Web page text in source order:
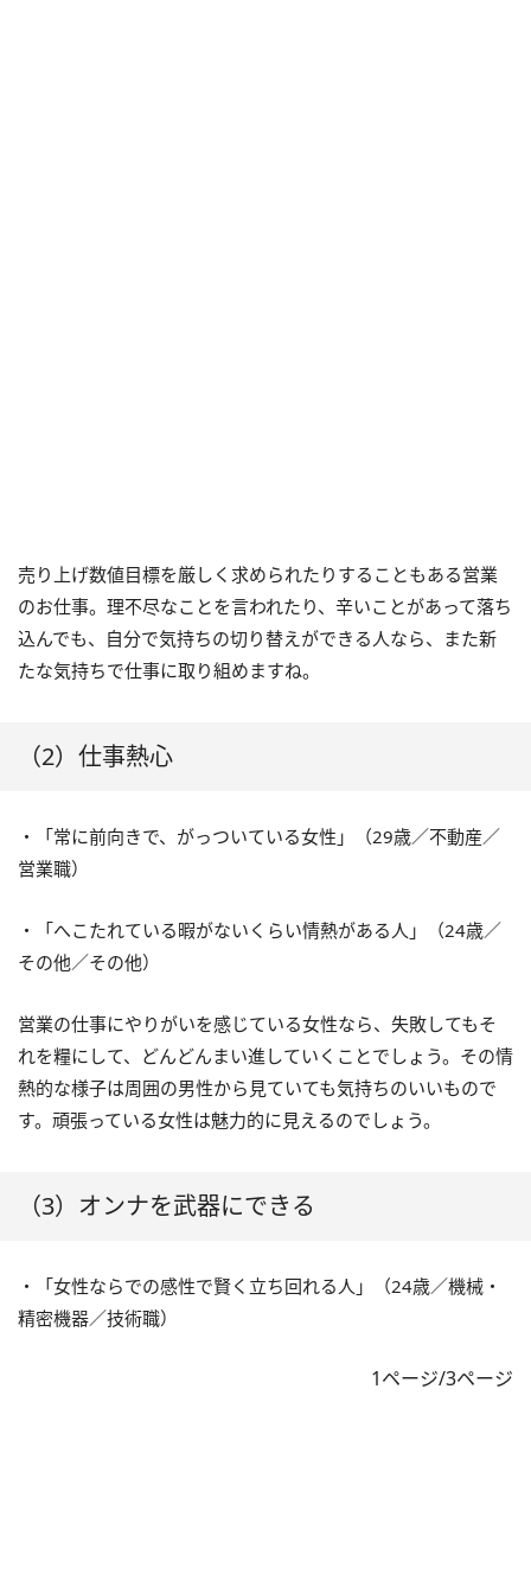
売り上げ数値目標を厳しく求められたりすることもある営業
のお仕事。理不尽なことを言われたり、辛いことがあって落ち
込んでも、自分で気持ちの切り替えができる人なら、また新
たな気持ちで仕事に取り組めますね。
（2）仕事熱心
・「常に前向きで、がっついている女性」（29歳／不動産／
営業職）
・「へこたれている暇がないくらい情熱がある人」（24歳／
その他／その他）
営業の仕事にやりがいを感じている女性なら、失敗してもそ
れを糧にして、どんどんまい進していくことでしょう。その情
熱的な様子は周囲の男性から見ていても気持ちのいいもので
す。頑張っている女性は魅力的に見えるのでしょう。
（3）オンナを武器にできる
・「女性ならでの感性で賢く立ち回れる人」（24歳／機械・
精密機器／技術職）
1ページ/3ページ